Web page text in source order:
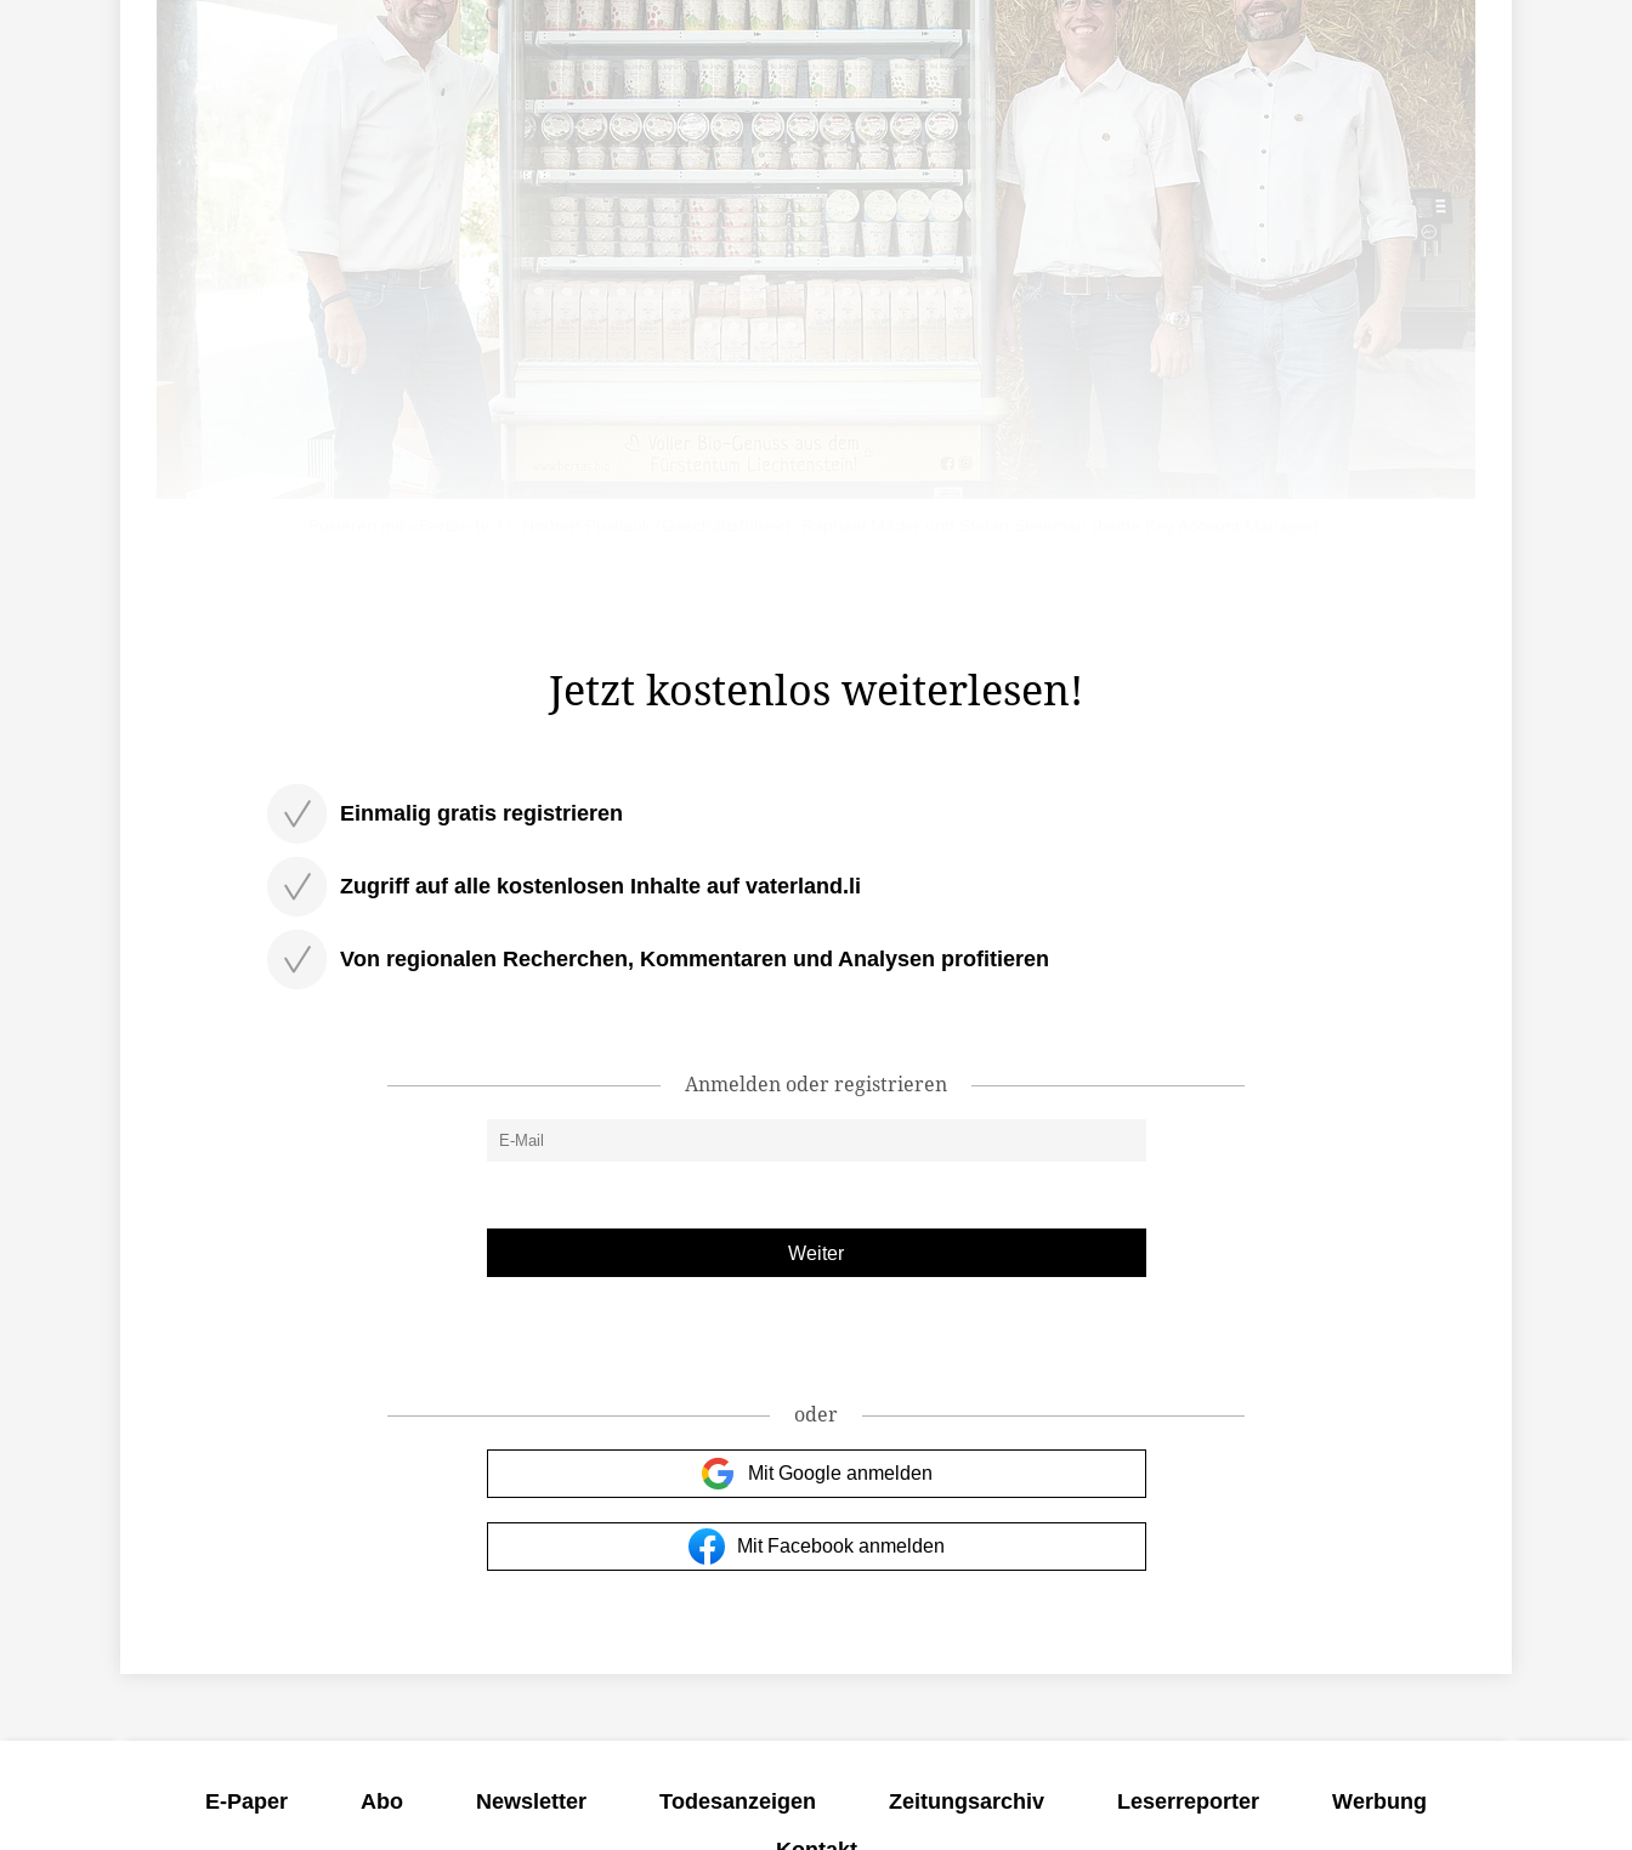
Jetzt kostenlos weiterlesen!
Einmalig gratis registrieren
Zugriff auf alle kostenlosen Inhalte auf vaterland.li
Von regionalen Recherchen, Kommentaren und Analysen profitieren
Anmelden oder registrieren
oder
Mit Google anmelden
Mit Facebook anmelden
E-Paper Abo Newsletter Todesanzeigen Zeitungsarchiv Leserreporter
Werbung